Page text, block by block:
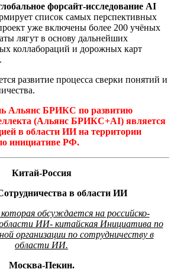
форсайт-исследование AI
список самых перспективных
уже включены более 200 учёных
лягут в основу дальнейших
коллабораций и дорожных карт
развитие процесса сверки понятий и
Альянс БРИКС по развитию
(Альянс БРИКС+AI) является
в области ИИ на территории
инициативе РФ.
Китай-Россия
в области ИИ
обсуждается на российско-
ИИ- китайская Инициатива по
организации по сотрудничеству в
области ИИ.
Москва-Пекин.